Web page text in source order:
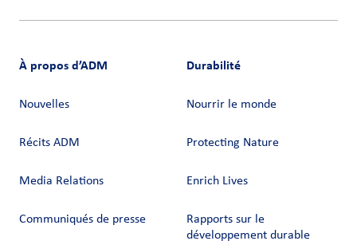
À propos d’ADM
Nouvelles
Récits ADM
Media Relations
Communiqués de presse
Durabilité
Nourrir le monde
Protecting Nature
Enrich Lives
Rapports sur le
développement durable